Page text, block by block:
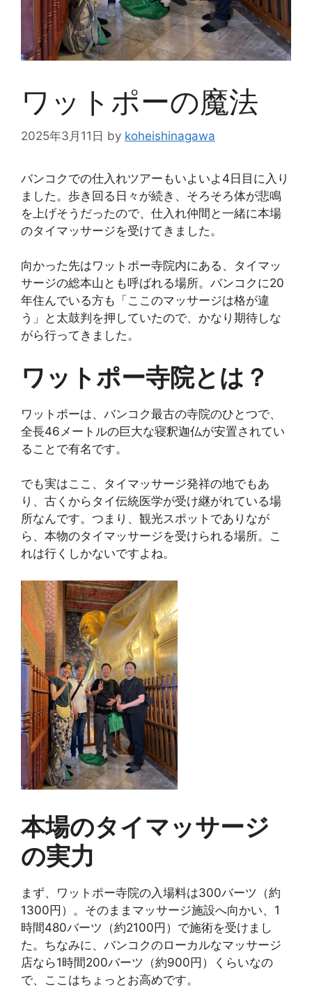
ワットポーの魔法
2025年3月11日 by koheishinagawa
バンコクでの仕入れツアーもいよいよ4日目に入り
ました。歩き回る日々が続き、そろそろ体が悲鳴
を上げそうだったので、仕入れ仲間と一緒に本場
のタイマッサージを受けてきました。
向かった先はワットポー寺院内にある、タイマッ
サージの総本山とも呼ばれる場所。バンコクに20
年住んでいる方も「ここのマッサージは格が違
う」と太鼓判を押していたので、かなり期待しな
がら行ってきました。
ワットポー寺院とは？
ワットポーは、バンコク最古の寺院のひとつで、
全長46メートルの巨大な寝釈迦仏が安置されてい
ることで有名です。
でも実はここ、タイマッサージ発祥の地でもあ
り、古くからタイ伝統医学が受け継がれている場
所なんです。つまり、観光スポットでありなが
ら、本物のタイマッサージを受けられる場所。こ
れは行くしかないですよね。
本場のタイマッサージ
の実力
まず、ワットポー寺院の入場料は300バーツ（約
1300円）。そのままマッサージ施設へ向かい、1
時間480バーツ（約2100円）で施術を受けまし
た。ちなみに、バンコクのローカルなマッサージ
店なら1時間200バーツ（約900円）くらいなの
で、ここはちょっとお高めです。